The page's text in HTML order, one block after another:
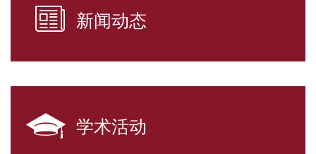
新闻动态
学术活动